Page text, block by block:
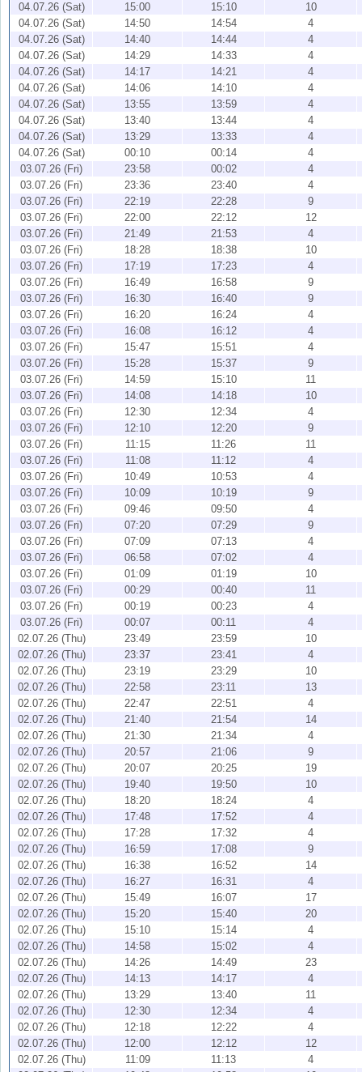
04.07.26 (Sat) 15:00 15:10
10
04.07.26 (Sat)
14:50 14:54
4
04.07.26 (Sat)
14:40 14:44
4
04.07.26 (Sat)
14:29 14:33
4
04.07.26 (Sat)
14:17 14:21
4
04.07.26 (Sat)
14:06 14:10
4
04.07.26 (Sat)
13:55 13:59
4
04.07.26 (Sat)
13:40 13:44
4
04.07.26 (Sat)
13:29 13:33
4
04.07.26 (Sat)
00:10 00:14
4
03.07.26 (Fri)
23:58 00:02
4
03.07.26 (Fri)
23:36 23:40
4
03.07.26 (Fri)
22:19 22:28
9
03.07.26 (Fri)
22:00 22:12
12
03.07.26 (Fri)
21:49 21:53
4
03.07.26 (Fri)
18:28 18:38
10
03.07.26 (Fri)
17:19 17:23
4
03.07.26 (Fri)
16:49 16:58
9
03.07.26 (Fri)
16:30 16:40
9
03.07.26 (Fri)
16:20 16:24
4
03.07.26 (Fri)
16:08 16:12
4
03.07.26 (Fri)
15:47 15:51
4
03.07.26 (Fri)
15:28 15:37
9
03.07.26 (Fri)
14:59 15:10
11
03.07.26 (Fri)
14:08 14:18
10
03.07.26 (Fri)
12:30 12:34
4
03.07.26 (Fri)
12:10 12:20
9
03.07.26 (Fri)
11:15 11:26
11
03.07.26 (Fri)
11:08 11:12
4
03.07.26 (Fri)
10:49 10:53
4
03.07.26 (Fri)
10:09 10:19
9
03.07.26 (Fri)
09:46 09:50
4
03.07.26 (Fri)
07:20 07:29
9
03.07.26 (Fri)
07:09 07:13
4
03.07.26 (Fri)
06:58 07:02
4
03.07.26 (Fri)
01:09 01:19
10
03.07.26 (Fri)
00:29 00:40
11
03.07.26 (Fri)
00:19 00:23
4
03.07.26 (Fri)
00:07 00:11
4
02.07.26 (Thu)
23:49 23:59
10
02.07.26 (Thu)
23:37 23:41
4
02.07.26 (Thu)
23:19 23:29
10
02.07.26 (Thu)
22:58 23:11
13
02.07.26 (Thu)
22:47 22:51
4
02.07.26 (Thu)
21:40 21:54
14
02.07.26 (Thu)
21:30 21:34
4
02.07.26 (Thu)
20:57 21:06
9
02.07.26 (Thu)
20:07 20:25
19
02.07.26 (Thu)
19:40 19:50
10
02.07.26 (Thu)
18:20 18:24
4
02.07.26 (Thu)
17:48 17:52
4
02.07.26 (Thu)
17:28 17:32
4
02.07.26 (Thu)
16:59 17:08
9
02.07.26 (Thu)
16:38 16:52
14
02.07.26 (Thu)
16:27 16:31
4
02.07.26 (Thu)
15:49 16:07
17
02.07.26 (Thu)
15:20 15:40
20
02.07.26 (Thu)
15:10 15:14
4
02.07.26 (Thu)
14:58 15:02
4
02.07.26 (Thu)
14:26 14:49
23
02.07.26 (Thu)
14:13 14:17
4
02.07.26 (Thu)
13:29 13:40
11
02.07.26 (Thu)
12:30 12:34
4
02.07.26 (Thu)
12:18 12:22
4
02.07.26 (Thu)
12:00 12:12
12
02.07.26 (Thu)
11:09 11:13
4